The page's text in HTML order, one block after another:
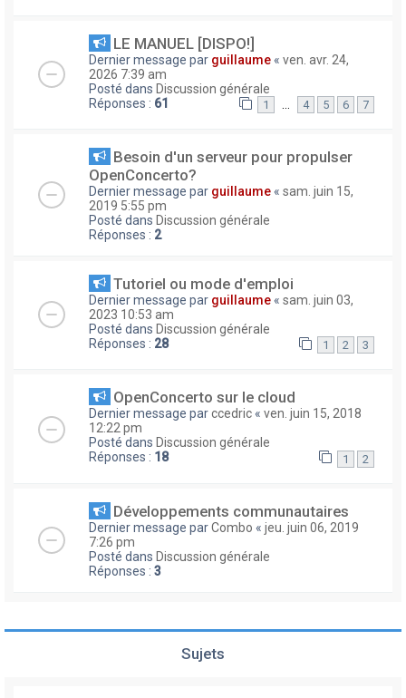
LE MANUEL [DISPO!]
Dernier message par guillaume « ven. avr. 24,
2026 7:39 am
Posté dans Discussion générale
Réponses : 61 1 … 4 5 6 7
Besoin d'un serveur pour propulser
OpenConcerto?
Dernier message par guillaume « sam. juin 15,
2019 5:55 pm
Posté dans Discussion générale
Réponses : 2
Tutoriel ou mode d'emploi
Dernier message par guillaume « sam. juin 03,
2023 10:53 am
Posté dans Discussion générale
Réponses : 28 1 2 3
OpenConcerto sur le cloud
Dernier message parccedric « ven. juin 15, 2018
12:22 pm
Posté dans Discussion générale
Réponses : 18 1 2
Développements communautaires
Dernier message parCombo « jeu. juin 06, 2019
7:26 pm
Posté dans Discussion générale
Réponses : 3
Sujets